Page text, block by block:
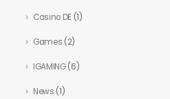
Casino DE(1)
Games (2)
IGAMING(6)
News (1)